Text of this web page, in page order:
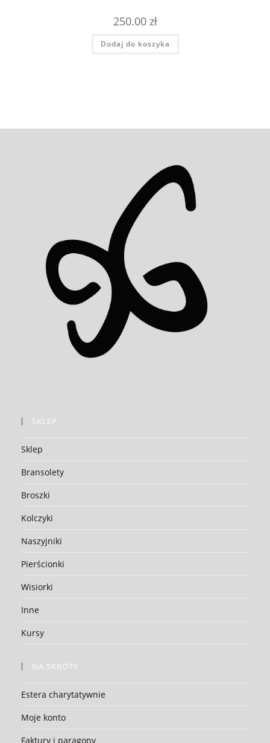
250.00 zł
Dodaj do koszyka
SKLEP
Sklep
Bransolety
Broszki
Kolczyki
Naszyjniki
Pierścionki
Wisiorki
Inne
Kursy
NA SKRÓTY
Estera charytatywnie
Moje konto
Faktury i paragony